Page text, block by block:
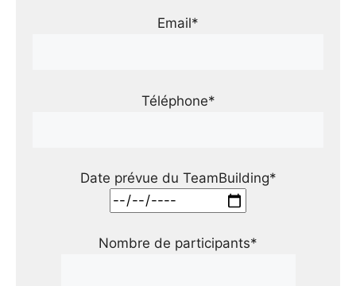
Email*
Téléphone*
Date prévue du TeamBuilding*
Nombre de participants*